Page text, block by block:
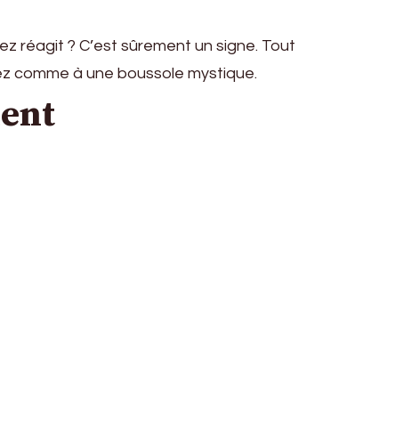
réagit ? C’est sûrement un signe. Tout
comme à une boussole mystique.